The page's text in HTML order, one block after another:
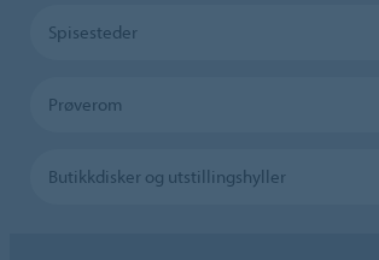
Spisesteder
Prøverom
Butikkdisker og utstillingshyller